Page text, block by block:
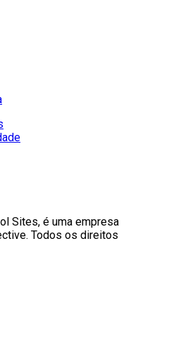
Sites, é uma empresa
Todos os direitos